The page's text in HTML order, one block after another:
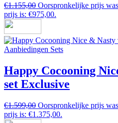
€1.155,00 Oorspronkelijke prijs
prijs is: €975,00.
Aanbiedingen Sets
Happy Cocooning
set Exclusive
€1.599,00 Oorspronkelijke prijs
prijs is: €1.375,00.